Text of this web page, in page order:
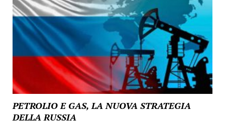
PETROLIO E GAS, LA NUOVA STRATEGIA
DELLA RUSSIA